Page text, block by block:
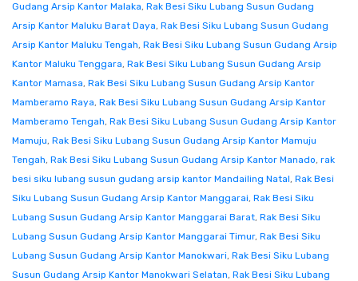
Gudang Arsip Kantor Malaka, Rak Besi Siku Lubang Susun Gudang
Arsip Kantor Maluku Barat Daya, Rak Besi Siku Lubang Susun Gudang
Arsip Kantor Maluku Tengah, Rak Besi Siku Lubang Susun Gudang Arsip
Kantor Maluku Tenggara, Rak Besi Siku Lubang Susun Gudang Arsip
Kantor Mamasa, Rak Besi Siku Lubang Susun Gudang Arsip Kantor
Mamberamo Raya, Rak Besi Siku Lubang Susun Gudang Arsip Kantor
Mamberamo Tengah, Rak Besi Siku Lubang Susun Gudang Arsip Kantor
Mamuju, Rak Besi Siku Lubang Susun Gudang Arsip Kantor Mamuju
Tengah, Rak Besi Siku Lubang Susun Gudang Arsip Kantor Manado, rak
besi siku lubang susun gudang arsip kantor Mandailing Natal, Rak Besi
Siku Lubang Susun Gudang Arsip Kantor Manggarai, Rak Besi Siku
Lubang Susun Gudang Arsip Kantor Manggarai Barat, Rak Besi Siku
Lubang Susun Gudang Arsip Kantor Manggarai Timur, Rak Besi Siku
Lubang Susun Gudang Arsip Kantor Manokwari, Rak Besi Siku Lubang
Susun Gudang Arsip Kantor Manokwari Selatan, Rak Besi Siku Lubang